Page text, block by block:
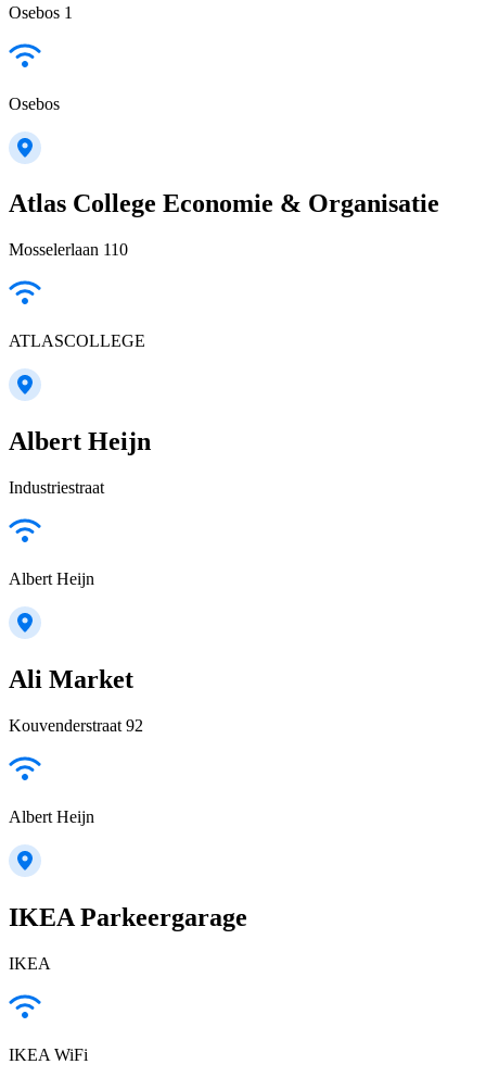
Osebos 1
Osebos
Atlas College Economie & Organisatie
Mosselerlaan 110
ATLASCOLLEGE
Albert Heijn
Industriestraat
Albert Heijn
Ali Market
Kouvenderstraat 92
Albert Heijn
IKEA Parkeergarage
IKEA
IKEA WiFi